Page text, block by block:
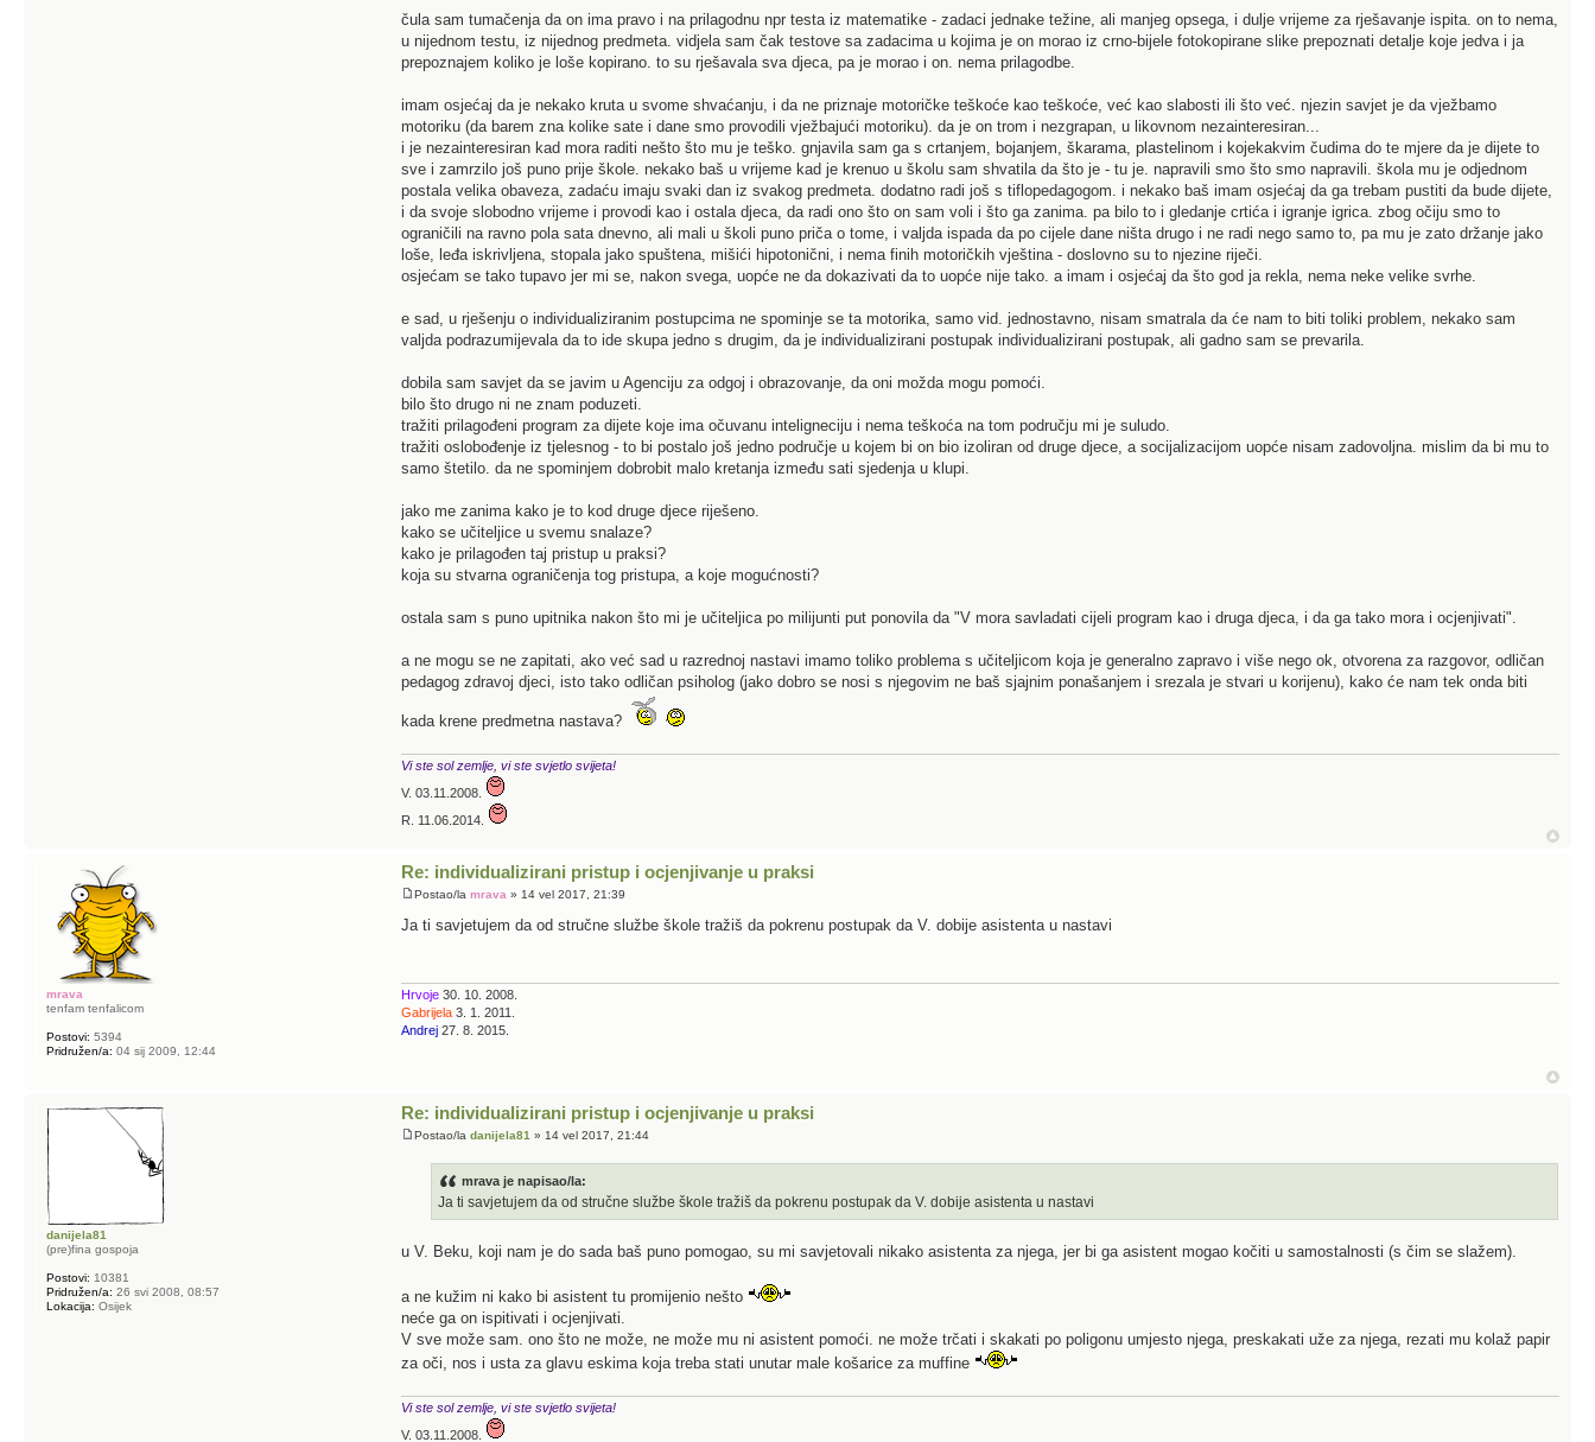
čula sam tumačenja da on ima pravo i na prilagodnu npr testa iz matematike - zadaci jednake težine, ali manjeg opsega, i dulje vrijeme za rješavanje ispita. on to nema,
u nijednom testu, iz nijednog predmeta. vidjela sam čak testove sa zadacima u kojima je on morao iz crno-bijele fotokopirane slike prepoznati detalje koje jedva i ja
prepoznajem koliko je loše kopirano. to su rješavala sva djeca, pa je morao i on. nema prilagodbe.
imam osjećaj da je nekako kruta u svome shvaćanju, i da ne priznaje motoričke teškoće kao teškoće, već kao slabosti ili što već. njezin savjet je da vježbamo
motoriku (da barem zna kolike sate i dane smo provodili vježbajući motoriku). da je on trom i nezgrapan, u likovnom nezainteresiran...
i je nezainteresiran kad mora raditi nešto što mu je teško. gnjavila sam ga s crtanjem, bojanjem, škarama, plastelinom i kojekakvim čudima do te mjere da je dijete to
sve i zamrzilo još puno prije škole. nekako baš u vrijeme kad je krenuo u školu sam shvatila da što je - tu je. napravili smo što smo napravili. škola mu je odjednom
postala velika obaveza, zadaću imaju svaki dan iz svakog predmeta. dodatno radi još s tiflopedagogom. i nekako baš imam osjećaj da ga trebam pustiti da bude dijete,
i da svoje slobodno vrijeme i provodi kao i ostala djeca, da radi ono što on sam voli i što ga zanima. pa bilo to i gledanje crtića i igranje igrica. zbog očiju smo to
ograničili na ravno pola sata dnevno, ali mali u školi puno priča o tome, i valjda ispada da po cijele dane ništa drugo i ne radi nego samo to, pa mu je zato držanje jako
loše, leđa iskrivljena, stopala jako spuštena, mišići hipotonični, i nema finih motoričkih vještina - doslovno su to njezine riječi.
osjećam se tako tupavo jer mi se, nakon svega, uopće ne da dokazivati da to uopće nije tako. a imam i osjećaj da što god ja rekla, nema neke velike svrhe.
e sad, u rješenju o individualiziranim postupcima ne spominje se ta motorika, samo vid. jednostavno, nisam smatrala da će nam to biti toliki problem, nekako sam
valjda podrazumijevala da to ide skupa jedno s drugim, da je individualizirani postupak individualizirani postupak, ali gadno sam se prevarila.
dobila sam savjet da se javim u Agenciju za odgoj i obrazovanje, da oni možda mogu pomoći.
bilo što drugo ni ne znam poduzeti.
tražiti prilagođeni program za dijete koje ima očuvanu inteligneciju i nema teškoća na tom području mi je suludo.
tražiti oslobođenje iz tjelesnog - to bi postalo još jedno područje u kojem bi on bio izoliran od druge djece, a socijalizacijom uopće nisam zadovoljna. mislim da bi mu to
samo štetilo. da ne spominjem dobrobit malo kretanja između sati sjedenja u klupi.
jako me zanima kako je to kod druge djece riješeno.
kako se učiteljice u svemu snalaze?
kako je prilagođen taj pristup u praksi?
koja su stvarna ograničenja tog pristupa, a koje mogućnosti?
ostala sam s puno upitnika nakon što mi je učiteljica po milijunti put ponovila da "V mora savladati cijeli program kao i druga djeca, i da ga tako mora i ocjenjivati".
a ne mogu se ne zapitati, ako već sad u razrednoj nastavi imamo toliko problema s učiteljicom koja je generalno zapravo i više nego ok, otvorena za razgovor, odličan
pedagog zdravoj djeci, isto tako odličan psiholog (jako dobro se nosi s njegovim ne baš sjajnim ponašanjem i srezala je stvari u korijenu), kako će nam tek onda biti
kada krene predmetna nastava?
Vi ste sol zemlje, vi ste svjetlo svijeta!
V. 03.11.2008.
R. 11.06.2014.
Re: individualizirani pristup i ocjenjivanje u praksi
Postao/lamrava » 14 vel 2017, 21:39
Ja ti savjetujem da od stručne službe škole tražiš da pokrenu postupak da V. dobije asistenta u nastavi
Hrvoje 30. 10. 2008.
Gabrijela 3. 1. 2011.
Andrej 27. 8. 2015.
mrava
tenfam tenfalicom
Postovi: 5394
Pridružen/a: 04 sij 2009, 12:44
Re: individualizirani pristup i ocjenjivanje u praksi
Postao/ladanijela81 » 14 vel 2017, 21:44
mrava je napisao/la:
Ja ti savjetujem da od stručne službe škole tražiš da pokrenu postupak da V. dobije asistenta u nastavi
u V. Beku, koji nam je do sada baš puno pomogao, su mi savjetovali nikako asistenta za njega, jer bi ga asistent mogao kočiti u samostalnosti (s čim se slažem).
a ne kužim ni kako bi asistent tu promijenio nešto
neće ga on ispitivati i ocjenjivati.
V sve može sam. ono što ne može, ne može mu ni asistent pomoći. ne može trčati i skakati po poligonu umjesto njega, preskakati uže za njega, rezati mu kolaž papir
za oči, nos i usta za glavu eskima koja treba stati unutar male košarice za muffine
Vi ste sol zemlje, vi ste svjetlo svijeta!
V. 03.11.2008.
danijela81
(pre)fina gospoja
Postovi: 10381
Pridružen/a: 26 svi 2008, 08:57
Lokacija: Osijek